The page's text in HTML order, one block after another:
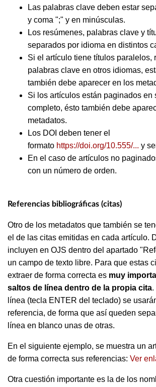
Las palabras clave deben estar
y coma ";" y en minúsculas.
Los resúmenes, palabras clave y
separados por idioma en distintos
Si el artículo tiene títulos paralelos,
palabras clave en otros idiomas,
también debe aparecer en los
Si los artículos están paginados en
completo, ésto también debe
metadatos.
Los DOI deben tener el
formato https://doi.org/10.555/... y
En el caso de artículos no
con un número de orden.
Referencias bibliográficas (citas)
Otro de los metadatos que también se
el de las citas emitidas en cada artículo.
incluyen en OJS dentro del apartado
un campo de texto libre. Para que estas
extraer de forma correcta es muy
saltos de línea dentro de la propia cita.
línea (tecla ENTER del teclado) se
referencia, de forma que así queden
línea en blanco unas de otras.
En el siguiente ejemplo, se muestra un
de forma correcta sus referencias: Ver
Otra cuestión importante es la de los